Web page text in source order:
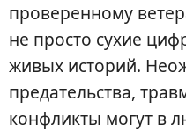
проверенному
не просто сухие
живых историй.
предательства,
конфликты могут в